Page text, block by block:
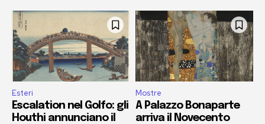
Esteri
Escalation nel Golfo: gli
Houthi annunciano il
Mostre
A Palazzo Bonaparte
arriva il Novecento